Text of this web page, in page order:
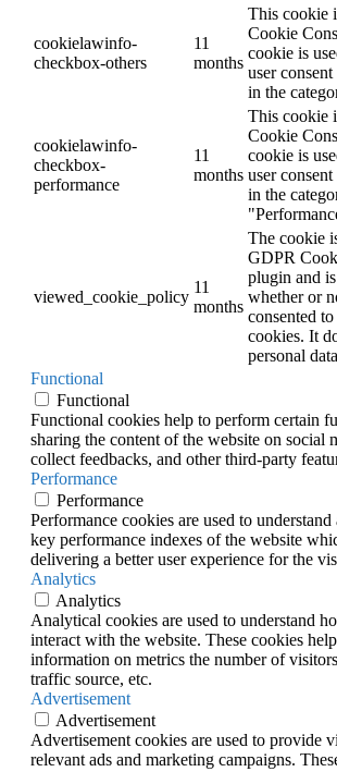
cookielawinfo-
checkbox-others
11
months
This cookie
Cookie
cookie is
user
in the
cookielawinfo-
checkbox-
performance
11
months
This cookie
Cookie
cookie is
user
in the
viewed_cookie_policy
11
months
The cookie
GDPR
plugin and
whether or
consented
cookies. It
personal
Functional
Functional
Functional cookies help to perform certain
sharing the content of the website on social
collect feedbacks, and other third-party
Performance
Performance
Performance cookies are used to
key performance indexes of the website
delivering a better user experience for the
Analytics
Analytics
Analytical cookies are used to understand
interact with the website. These cookies
information on metrics the number of
traffic source, etc.
Advertisement
Advertisement
Advertisement cookies are used to provide
relevant ads and marketing campaigns.